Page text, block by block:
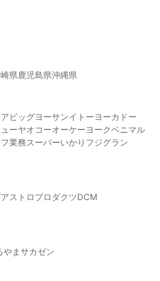
県鹿児島県沖縄県
ビッグヨーサンイトーヨーカドー
ーヤオコーオーケー ヨークベニマル
業務スーパーいかり フジグラン
アストロプロダクツDCM
やま サカゼン